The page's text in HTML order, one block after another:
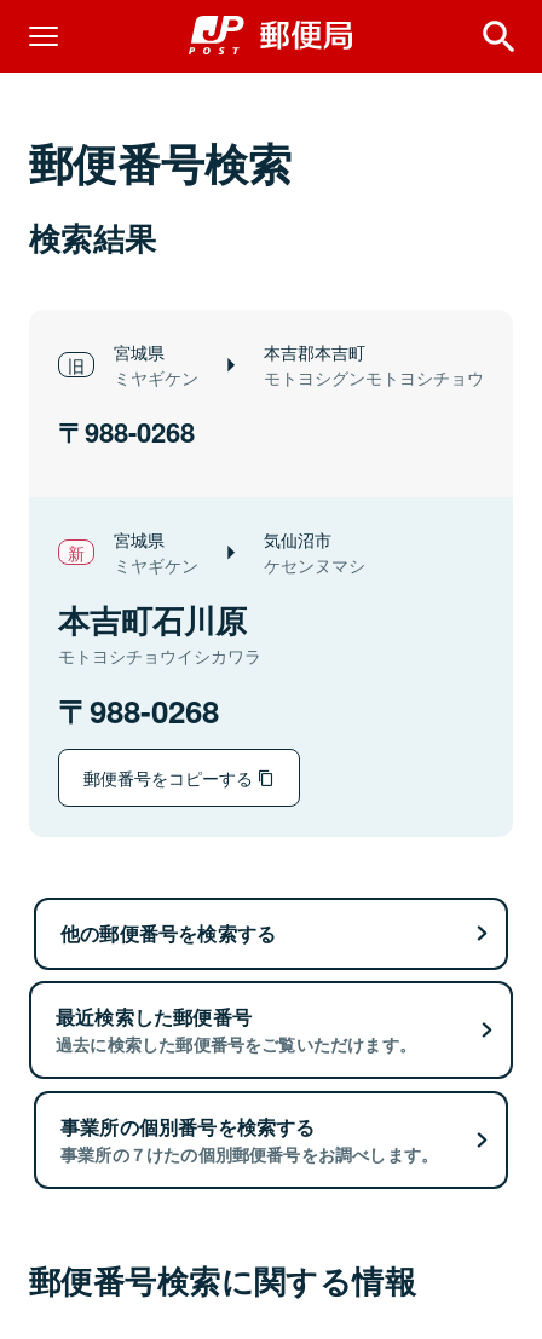
郵便番号検索
検索結果
宮城県
ミヤギケン
本吉郡本吉町
モトヨシグンモトヨシチョウ
988-0268
宮城県
ミヤギケン
気仙沼市
ケセンヌマシ
本吉町石川原
モトヨシチョウイシカワラ
988-0268
郵便番号をコピーする
他の郵便番号を検索する
最近検索した郵便番号
過去に検索した郵便番号をご覧いただけます。
事業所の個別番号を検索する
事業所の７けたの個別郵便番号をお調べします。
郵便番号検索に関する情報